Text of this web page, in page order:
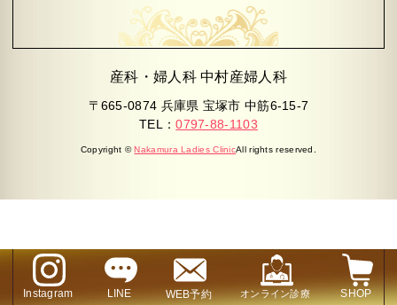
Instagram LINE WEB予約 オンライン診療 SHOP
産科・婦人科 中村産婦人科
〒665-0874 兵庫県 宝塚市 中筋6-15-7
TEL：0797-88-1103
Copyright ©Nakamura Ladies ClinicAll rights reserved.